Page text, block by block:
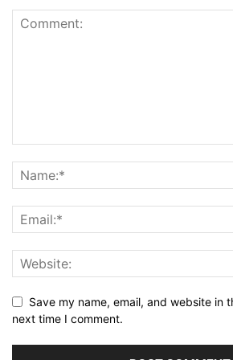
Save my name, email, and website in
next time I comment.